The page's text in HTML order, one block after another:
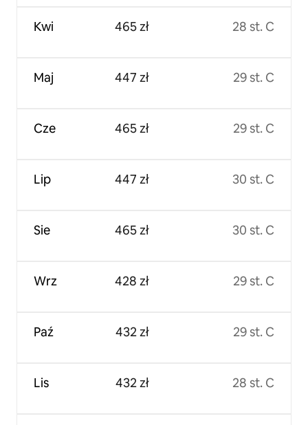
Kwi
Maj
Cze
Lip
Sie
Wrz
Paź
Lis
465 zł
447 zł
465 zł
447 zł
465 zł
428 zł
432 zł
432 zł
28 st. C
29 st. C
29 st. C
30 st. C
30 st. C
29 st. C
29 st. C
28 st. C